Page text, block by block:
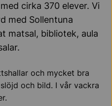
cirka 370 elever. Vi
med Sollentuna
matsal, bibliotek, aula
och mycket bra
och bild. I vår vackra